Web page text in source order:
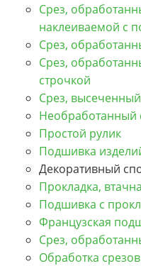
Срез,
наклеиваемой с
Срез,
Срез,
строчкой
Срез,
Необработанный
Простой рулик
Подшивка
Декоративный
Прокладка,
Подшивка с
Французская
Срез,
Обработка